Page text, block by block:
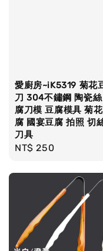
愛廚房~iK5319 菊花
刀 304不鏽鋼 陶瓷
腐刀模 豆腐模具 菊
腐 國宴豆腐 拍照 切
刀具
Regular
NT$ 250